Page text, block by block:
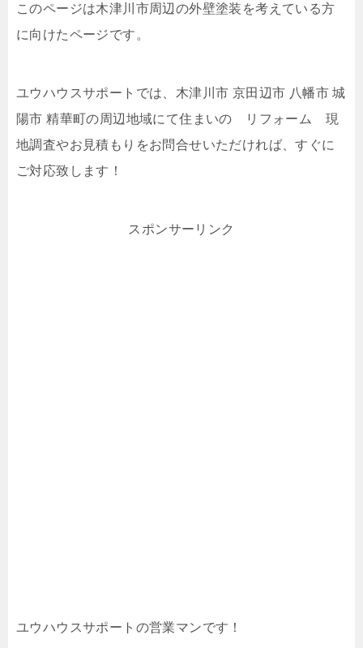
このページは木津川市周辺の外壁塗装を考えている方
に向けたページです。
ユウハウスサポートでは、木津川市 京田辺市 八幡市 城
陽市 精華町の周辺地域にて住まいの リフォーム 現
地調査やお見積もりをお問合せいただければ、すぐに
ご対応致します！
スポンサーリンク
ユウハウスサポートの営業マンです！